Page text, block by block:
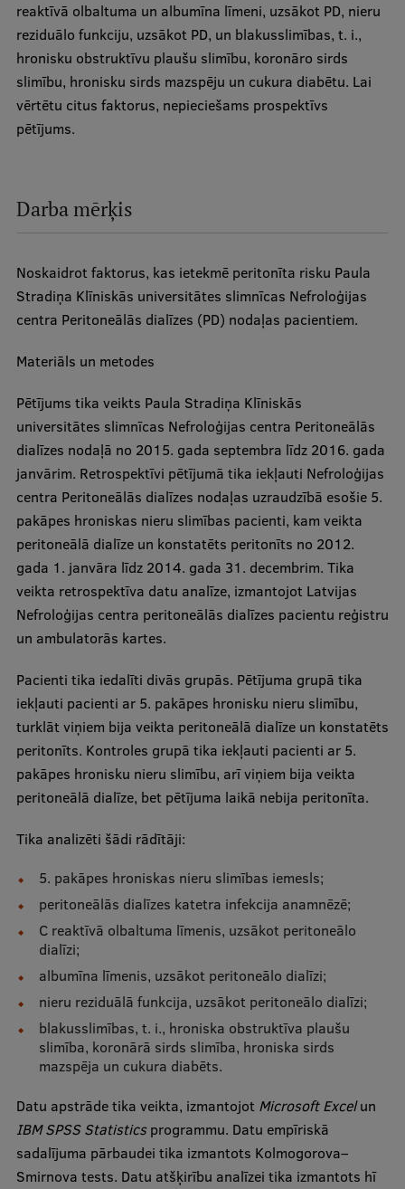
reaktīvā olbaltuma un albumīna līmeni, uzsākot PD, nieru
reziduālo funkciju, uzsākot PD, un blakusslimības, t. i.,
hronisku obstruktīvu plaušu slimību, koronāro sirds
slimību, hronisku sirds mazspēju un cukura diabētu. Lai
vērtētu citus faktorus, nepieciešams prospektīvs
pētījums.
Darba mērķis
Noskaidrot faktorus, kas ietekmē peritonīta risku Paula
Stradiņa Klīniskās universitātes slimnīcas Nefroloģijas
centra Peritoneālās dialīzes (PD) nodaļas pacientiem.
Materiāls un metodes
Pētījums tika veikts Paula Stradiņa Klīniskās
universitātes slimnīcas Nefroloģijas centra Peritoneālās
dialīzes nodaļā no 2015. gada septembra līdz 2016. gada
janvārim. Retrospektīvi pētījumā tika iekļauti Nefroloģijas
centra Peritoneālās dialīzes nodaļas uzraudzībā esošie 5.
pakāpes hroniskas nieru slimības pacienti, kam veikta
peritoneālā dialīze un konstatēts peritonīts no 2012.
gada 1. janvāra līdz 2014. gada 31. decembrim. Tika
veikta retrospektīva datu analīze, izmantojot Latvijas
Nefroloģijas centra peritoneālās dialīzes pacientu reģistru
un ambulatorās kartes.
Pacienti tika iedalīti divās grupās. Pētījuma grupā tika
iekļauti pacienti ar 5. pakāpes hronisku nieru slimību,
turklāt viņiem bija veikta peritoneālā dialīze un konstatēts
peritonīts. Kontroles grupā tika iekļauti pacienti ar 5.
pakāpes hronisku nieru slimību, arī viņiem bija veikta
peritoneālā dialīze, bet pētījuma laikā nebija peritonīta.
Tika analizēti šādi rādītāji:
5. pakāpes hroniskas nieru slimības iemesls;
peritoneālās dialīzes katetra infekcija anamnēzē;
C reaktīvā olbaltuma līmenis, uzsākot peritoneālo
dialīzi;
albumīna līmenis, uzsākot peritoneālo dialīzi;
nieru reziduālā funkcija, uzsākot peritoneālo dialīzi;
blakusslimības, t. i., hroniska obstruktīva plaušu
slimība, koronārā sirds slimība, hroniska sirds
mazspēja un cukura diabēts.
Datu apstrāde tika veikta, izmantojot Microsoft Excelun
IBM SPSS Statisticsprogrammu. Datu empīriskā
sadalījuma pārbaudei tika izmantots Kolmogorova–
Smirnova tests. Datu atšķirību analīzei tika izmantots hī